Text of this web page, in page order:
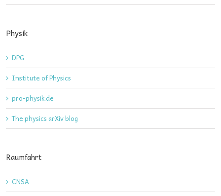
Physik
DPG
Institute of Physics
pro-physik.de
The physics arXiv blog
Raumfahrt
CNSA